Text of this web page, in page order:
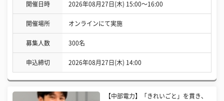
開催日時 2026年08月27日(木) 15:00〜16:00
開催場所 オンラインにて実施
募集人数 300名
申込締切 2026年08月27日(木) 14:00
【中部電力】「きれいごと」を貫き、